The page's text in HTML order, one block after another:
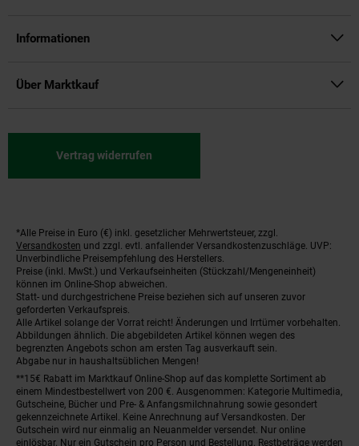
Informationen
Über Marktkauf
Vertrag widerrufen
Fußnoten
*Alle Preise in Euro (€) inkl. gesetzlicher Mehrwertsteuer, zzgl.
Versandkosten und zzgl. evtl. anfallender Versandkostenzuschläge. UVP:
Unverbindliche Preisempfehlung des Herstellers.
Preise (inkl. MwSt.) und Verkaufseinheiten (Stückzahl/Mengeneinheit)
können im Online-Shop abweichen.
Statt- und durchgestrichene Preise beziehen sich auf unseren zuvor
geforderten Verkaufspreis.
Alle Artikel solange der Vorrat reicht! Änderungen und Irrtümer vorbehalten.
Abbildungen ähnlich. Die abgebildeten Artikel können wegen des
begrenzten Angebots schon am ersten Tag ausverkauft sein.
Abgabe nur in haushaltsüblichen Mengen!
**15€ Rabatt im Marktkauf Online-Shop auf das komplette Sortiment ab
einem Mindestbestellwert von 200 €. Ausgenommen: Kategorie Multimedia,
Gutscheine, Bücher und Pre- & Anfangsmilchnahrung sowie gesondert
gekennzeichnete Artikel. Keine Anrechnung auf Versandkosten. Der
Gutschein wird nur einmalig an Neuanmelder versendet. Nur online
einlösbar. Nur ein Gutschein pro Person und Bestellung. Restbeträge werden